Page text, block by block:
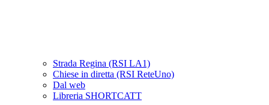
Strada Regina (RSI LA1)
Chiese in diretta (RSI ReteUno)
Dal web
Libreria SHORTCATT